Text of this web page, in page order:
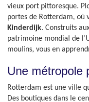
vieux port pittoresque.
portes de Rotterdam, où
Kinderdijk. Construits
patrimoine mondial de
moulins, vous en
Une métropole
Rotterdam est une ville
Des boutiques dans le